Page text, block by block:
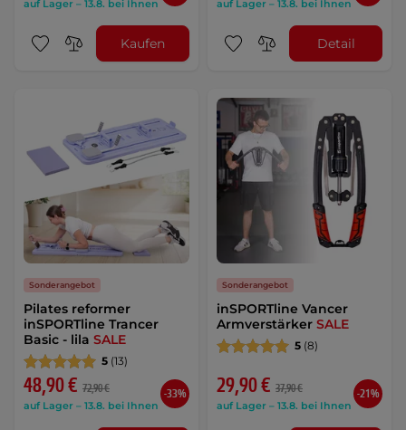
auf Lager – 13.8. bei Ihnen
Kaufen
auf Lager – 13.8. bei Ihnen
Detail
Sonderangebot
Pilates reformer
inSPORTline Trancer
Basic - lila SALE
5 (13)
48,90 € 72,90 €
auf Lager – 13.8. bei Ihnen
-33%
Sonderangebot
inSPORTline Vancer
Armverstärker SALE
5 (8)
29,90 € 37,90 €
auf Lager – 13.8. bei Ihnen
-21%